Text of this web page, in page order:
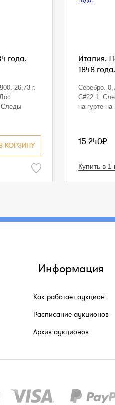
года.
26,73 г.
Следы
В КОРЗИНУ
Италия.
1848 года.
Серебро.
С#22.1.
на гурте на
15 240₽
Купить в 1
Информация
Как работает аукцион
Расписание аукционов
Архив аукционов